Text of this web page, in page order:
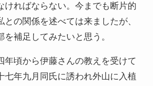
ければならない。今までも断片的
との関係を述べては来ましたが、
を補足してみたいと思う。
年頃から伊藤さんの教えを受けて
七年九月同氏に誘われ外山に入植